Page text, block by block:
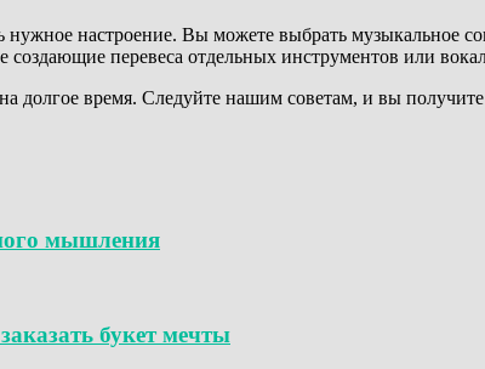
настроение. Вы можете выбрать музыкальное
перевеса отдельных инструментов или
долгое время. Следуйте нашим советам, и вы
мышления
букет мечты